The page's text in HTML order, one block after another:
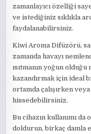
zamanlayıcı özelliği
ve istediğiniz sıklıkla
faydalanabilirsiniz.
Kiwi Aroma Difüzörü,
zamanda havayı
ısıtmanın yoğun
kazandırmak için ideal
ortamda çalışırken
hissedebilirsiniz.
Bu cihazın kullanımı da
doldurun, birkaç damla